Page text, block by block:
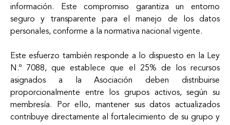
información. Este compromiso garantiza un entorno
seguro y transparente para el manejo de los datos
personales, conforme a la normativa nacional vigente.
Este esfuerzo también responde a lo dispuesto en la Ley
N.º 7088, que establece que el 25% de los recursos
asignados a la Asociación deben distribuirse
proporcionalmente entre los grupos activos, según su
membresía. Por ello, mantener sus datos actualizados
contribuye directamente al fortalecimiento de su grupo y